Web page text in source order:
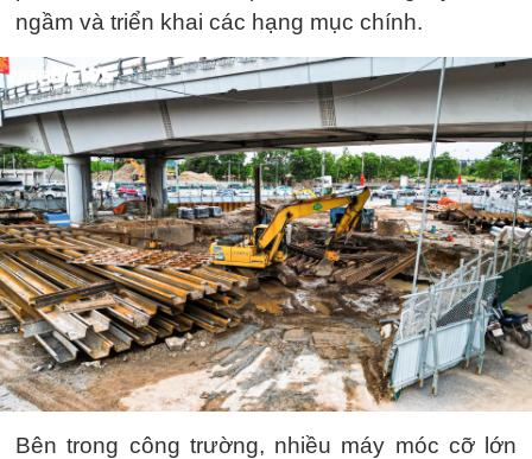
ngầm và triển khai các hạng mục chính.
Bên trong công trường, nhiều máy móc cỡ lớn